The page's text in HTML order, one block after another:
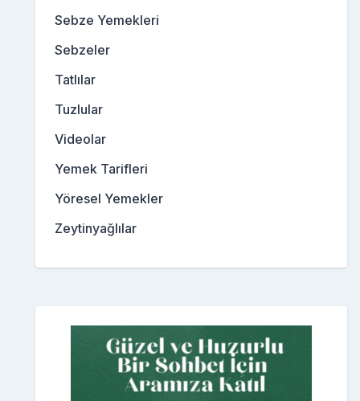
Sebze Yemekleri
Sebzeler
Tatlılar
Tuzlular
Videolar
Yemek Tarifleri
Yöresel Yemekler
Zeytinyağlılar